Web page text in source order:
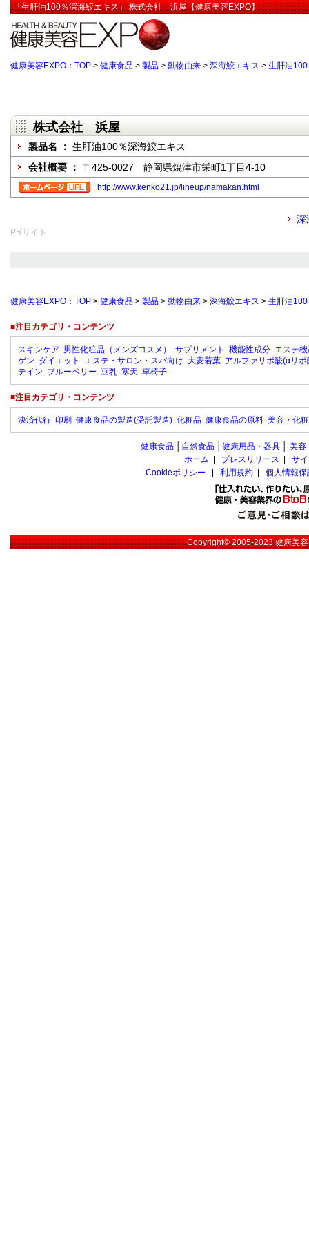
「生肝油100％深海鮫エキス」:株式会社 浜屋【健康美容EXPO】
健康美容EXPO：TOP > 健康食品 > 製品 > 動物由来 > 深海鮫エキス > 生肝油
株式会社 浜屋
製品名 ： 生肝油100％深海鮫エキス
会社概要 ： 〒425-0027 静岡県焼津市栄町1丁目4-10
http://www.kenko21.jp/lineup/namakan.html
深
PRサイト
健康美容EXPO：TOP > 健康食品 > 製品 > 動物由来 > 深海鮫エキス > 生肝油
■注目カテゴリ・コンテンツ
スキンケア 男性化粧品（メンズコスメ） サプリメント 機能性成分 エステ
ゲン ダイエット エステ・サロン・スパ向け 大麦若葉 アルファリポ酸(αリポ
テイン ブルーベリー 豆乳 寒天 車椅子
■注目カテゴリ・コンテンツ
決済代行 印刷 健康食品の製造(受託製造) 化粧品 健康食品の原料 美容・化
健康食品 自然食品 健康用品・器具 美容
ホーム
プレスリリース
サ
Cookieポリシー
利用規約 個人情報
Copyright© 2005-2023健康美